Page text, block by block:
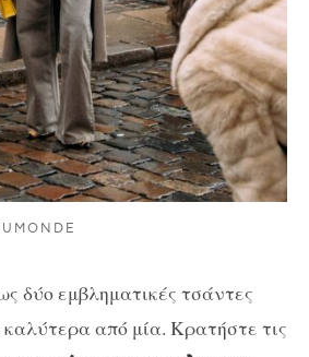
δύο εμβληματικές τσάντες
από μία. Κρατήστε τις